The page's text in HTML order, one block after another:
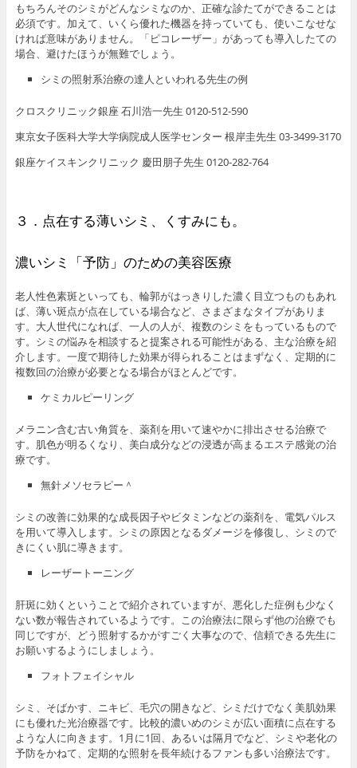
もちろんそのシミがどんなシミなのか、正確な診たてができることは
必須です。加えて、いくら優れた機器を持っていても、使いこなせな
ければ意味がありません。「ピコレーザー」があっても導入したての
場合、避けたほうが無難でしょう。
シミの照射系治療の達人といわれる先生の例
クロスクリニック銀座 石川浩一先生 0120-512-590
東京女子医科大学大学病院成人医学センター 根岸圭先生 03-3499-3170
銀座ケイスキンクリニック 慶田朋子先生 0120-282-764
３．点在する薄いシミ、くすみにも。
濃いシミ「予防」のための美容医療
老人性色素斑といっても、輪郭がはっきりした濃く目立つものもあれ
ば、薄い斑点が点在している場合など、さまざまなタイプがありま
す。大人世代になれば、一人の人が、複数のシミをもっているもので
す。シミの悩みを相談すると提案される可能性がある、主な治療を紹
介します。一度で期待した効果が得られることはまずなく、定期的に
複数回の治療が必要となる場合がほとんどです。
ケミカルピーリング
メラニン含む古い角質を、薬剤を用いて速やかに排出させる治療で
す。肌色が明るくなり、美白成分などの浸透が高まるエステ感覚の治
療です。
無針メソセラピー＾
シミの改善に効果的な成長因子やビタミンなどの薬剤を、電気パルス
を用いて導入します。シミの原因となるダメージを修復し、シミので
きにくい肌に導きます。
レーザートーニング
肝斑に効くということで紹介されていますが、悪化した症例も少なく
ない数が報告されているようです。この治療法に限らず他の治療でも
同じですが、どう照射するかがすごく大事なので、信頼できる先生に
お願いするようにしましょう。
フォトフェイシャル
シミ、そばかす、ニキビ、毛穴の開きなど、シミだけでなく美肌効果
にも優れた光治療器です。比較的濃いめのシミが広い面積に点在する
ような人に向きます。1月に1回、あるいは隔月でなど、シミや老化の
予防をかねて、定期的な照射を長年続けるファンも多い治療法です。